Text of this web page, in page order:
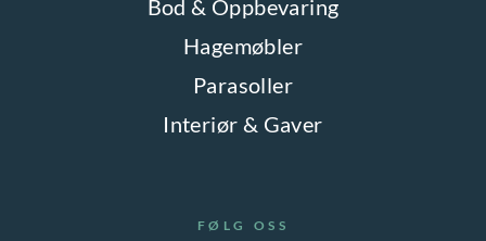
Bod & Oppbevaring
Hagemøbler
Parasoller
Interiør & Gaver
FØLG OSS